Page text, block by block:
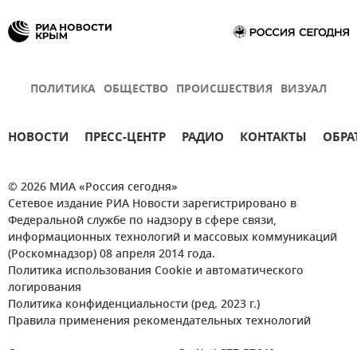
ПОЛИТИКА ОБЩЕСТВО ПРОИСШЕСТВИЯ ВИЗУАЛ
НОВОСТИ ПРЕСС-ЦЕНТР РАДИО КОНТАКТЫ
© 2026 МИА «Россия сегодня»
Сетевое издание РИА Новости зарегистрировано в
Федеральной службе по надзору в сфере связи,
информационных технологий и массовых коммуникаций
(Роскомнадзор) 08 апреля 2014 года.
Политика использования Cookie и автоматического
логирования
Политика конфиденциальности (ред. 2023 г.)
Правила применения рекомендательных технологий